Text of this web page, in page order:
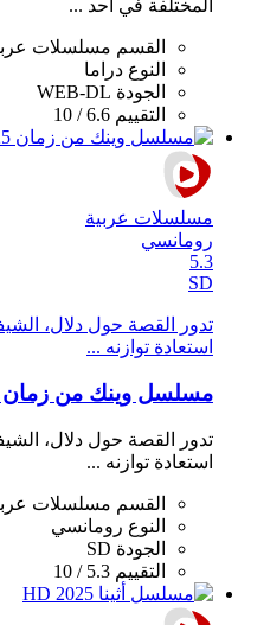
المختلفة في أحد ...
القسم مسلسلات
النوع دراما
الجودة WEB-DL
التقييم 6.6 / 10
مسلسلات عربية
رومانسي
5.3
SD
تدور القصة حول دلال،
استعادة توازنه ...
مسلسل وينك من زمان 2025 HD
تدور القصة حول دلال،
استعادة توازنه ...
القسم مسلسلات
النوع رومانسي
الجودة SD
التقييم 5.3 / 10